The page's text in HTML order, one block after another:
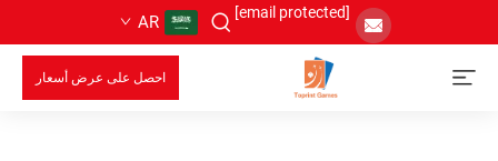
[email protected]
AR
احصل على عرض أسعار